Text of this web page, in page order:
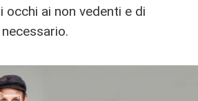
occhi ai non vedenti e di